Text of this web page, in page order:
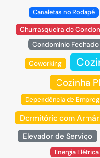
Canaletas no Rodapé
Churrasqueira do
Condomínio Fechado
Coworking
Cozinha
Dependência de
Dormitório com
Elevador de Serviço
Energia Elétrica